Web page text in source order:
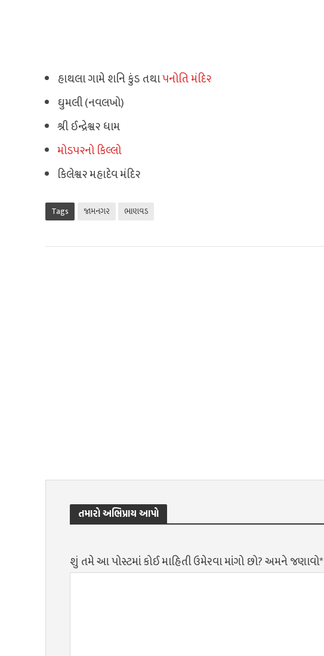
હાથલા ગામે શનિ કુંડ તથા૫નોતિ મંદિ૨
ઘુમલી (નવલખો)
શ્રી ઈન્દ્રેશ્વ૨ ધામ
મોડ૫૨નો કિલ્લો
કિલેશ્વ૨ મહાદેવ મંદિ૨
Tags જામનગર ભાણવડ
તમારો અભિપ્રાય આપો
શું તમે આ પોસ્ટમાં કોઈ માહિતી ઉમેરવા માંગો છો? અમને જણાવો*